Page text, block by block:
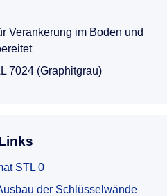
Verankerung im Boden und
7024 (Graphitgrau)
STL 0
der Schlüsselwände